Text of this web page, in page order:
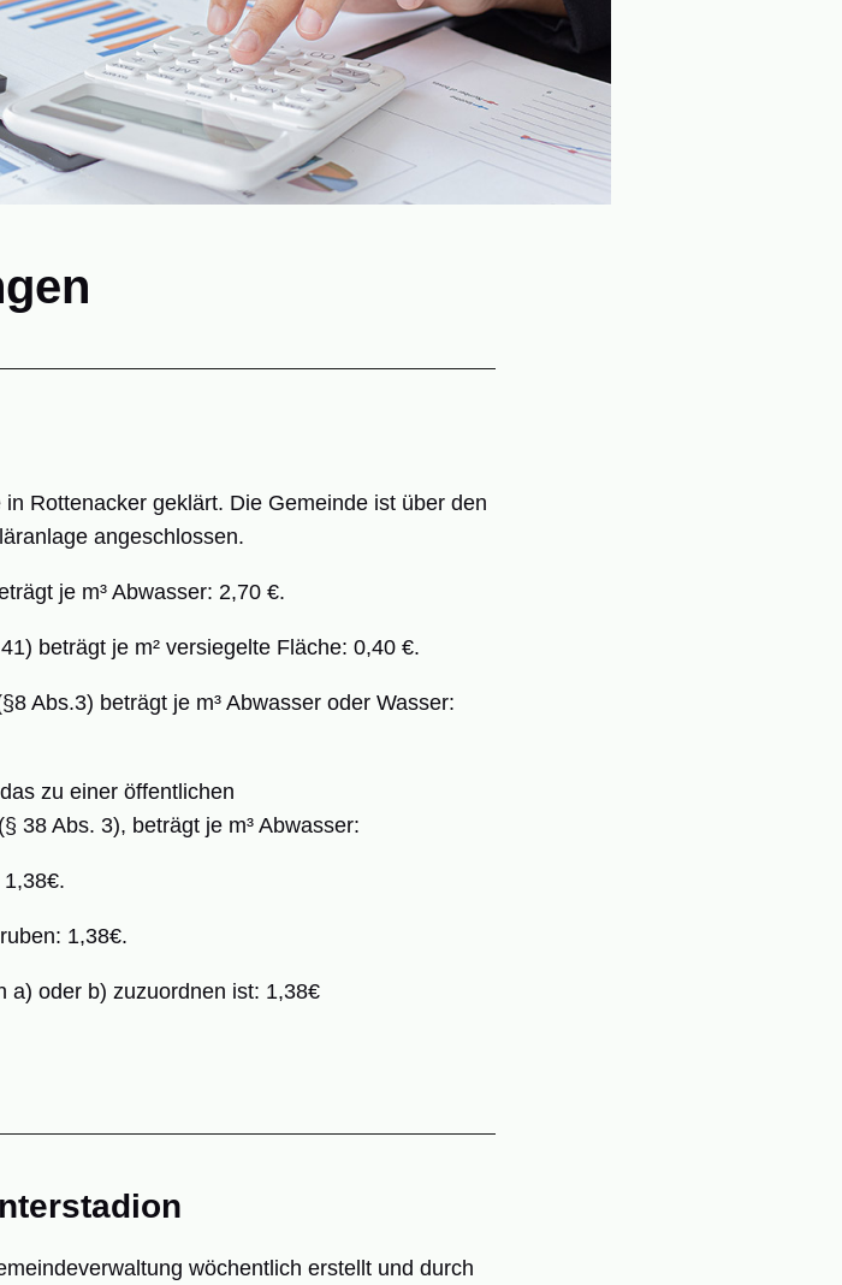
Rottenacker geklärt. Die Gemeinde ist über den
angeschlossen.
je m³ Abwasser: 2,70 €.
je m² versiegelte Fläche: 0,40 €.
beträgt je m³ Abwasser oder Wasser:
zu einer öffentlichen
38 Abs. 3), beträgt je m³ Abwasser:
1,38€.
oder b) zuzuordnen ist: 1,38€
wöchentlich erstellt und durch